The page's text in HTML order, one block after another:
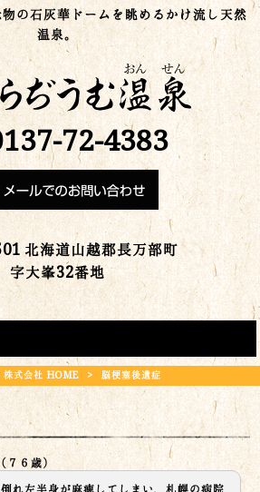
の石灰華ドームを眺めるかけ流し天然
温泉。
72-4383
北海道山越郡長万部町
字大峯32番地
株式会社 HOME > 脳梗塞後遺症
６歳）
れ左半身が麻痺してしまい、札幌の病院